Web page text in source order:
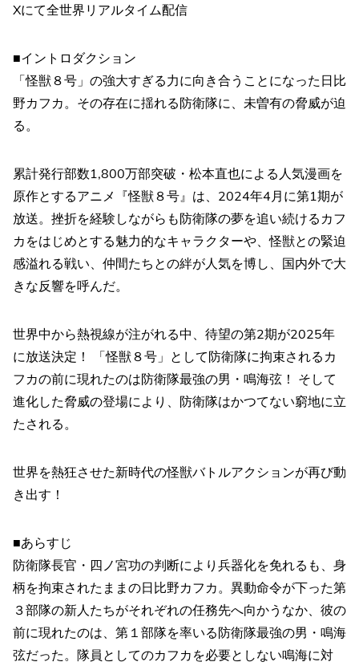
Xにて全世界リアルタイム配信
■イントロダクション
「怪獣８号」の強大すぎる力に向き合うことになった日比
野カフカ。その存在に揺れる防衛隊に、未曽有の脅威が迫
る。
累計発行部数1,800万部突破・松本直也による人気漫画を
原作とするアニメ『怪獣８号』は、2024年4月に第1期が
放送。挫折を経験しながらも防衛隊の夢を追い続けるカフ
カをはじめとする魅力的なキャラクターや、怪獣との緊迫
感溢れる戦い、仲間たちとの絆が人気を博し、国内外で大
きな反響を呼んだ。
世界中から熱視線が注がれる中、待望の第2期が2025年
に放送決定！ 「怪獣８号」として防衛隊に拘束されるカ
フカの前に現れたのは防衛隊最強の男・鳴海弦！ そして
進化した脅威の登場により、防衛隊はかつてない窮地に立
たされる。
世界を熱狂させた新時代の怪獣バトルアクションが再び動
き出す！
■あらすじ
防衛隊長官・四ノ宮功の判断により兵器化を免れるも、身
柄を拘束されたままの日比野カフカ。異動命令が下った第
３部隊の新人たちがそれぞれの任務先へ向かうなか、彼の
前に現れたのは、第１部隊を率いる防衛隊最強の男・鳴海
弦だった。隊員としてのカフカを必要としない鳴海に対